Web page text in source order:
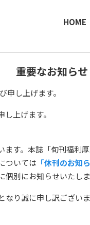
HOME
重要なお知らせ
申し上げます。
上げます。
ます。本誌「旬刊福利
ついては 「休刊のお知ら
個別にお知らせいたし
なり誠に申し訳ござい